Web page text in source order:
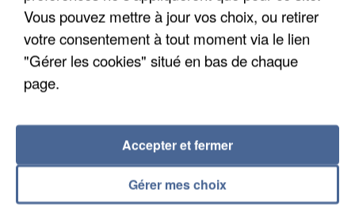
UNE TOURISTE DE L’OISE EMPORTÉE PAR UNE
COULÉE DE BOUE EN HAUTE-SAVOIE
Vous pouvez mettre à jour vos choix, ou retirer
votre consentement à tout moment via le lien
"Gérer les cookies" situé en bas de chaque
page.
Gérer mes choix
Accepter et fermer